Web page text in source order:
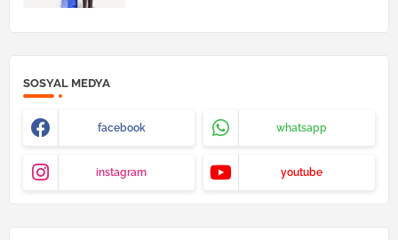
SOSYAL MEDYA
facebook whatsapp
instagram youtube